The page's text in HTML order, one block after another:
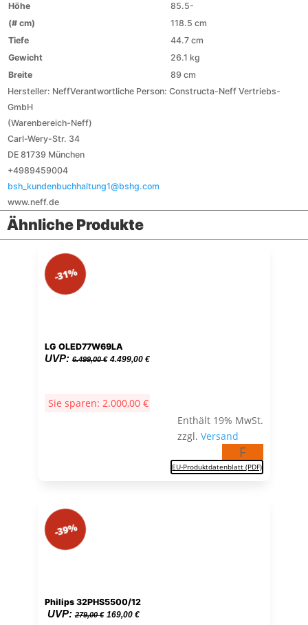
Höhe
85.5-
(# cm)
118.5 cm
Tiefe
44.7 cm
Gewicht
26.1 kg
Breite
89 cm
Hersteller: NeffVerantwortliche Person:Constructa-Neff Vertriebs-
GmbH
(Warenbereich-Neff)
Carl-Wery-Str. 34
DE 81739 München
+4989459004
bsh_kundenbuchhaltung1@bshg.com
www.neff.de
Ähnliche Produkte
LG OLED77W69LA
UVP: 6.499,00€ Ursprünglicher
6.499,00 €
4.499,00 €Aktueller
Sie sparen: 2.000,00 €
Enthält 19% MwSt.
zzgl.Versand
F
EU-Produktdatenblatt (PDF)
-31%
Philips 32PHS5500/12
UVP: 279,00€ Ursprünglicher
169,00 €Aktueller
-39%